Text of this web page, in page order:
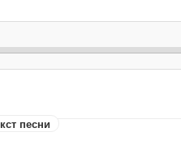
песни